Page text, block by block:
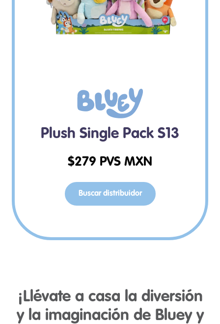
Plush Single Pack S13
$279 PVS MXN
Buscar distribuidor
¡Llévate a casa la diversión
y la imaginación de Bluey y